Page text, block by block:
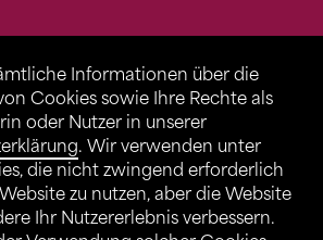
Informationen über die
Cookies sowie Ihre Rechte als
oder Nutzer in unserer
. Wir verwenden unter
die nicht zwingend erforderlich
zu nutzen, aber die Website
Ihr Nutzererlebnis verbessern.